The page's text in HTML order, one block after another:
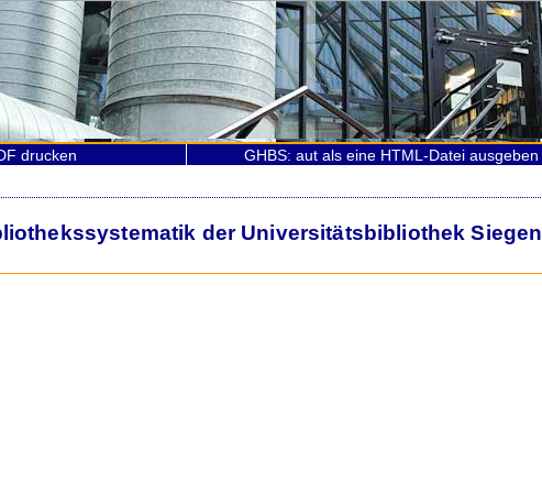
drucken
GHBS: aut als eine HTML-Datei ausgeben
der Universitätsbibliothek Siegen